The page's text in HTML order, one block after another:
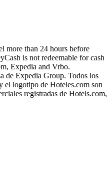
more than 24 hours before
is not redeemable for cash
Expedia and Vrbo.
de Expedia Group. Todos los
el logotipo de Hoteles.com son
registradas de Hotels.com,